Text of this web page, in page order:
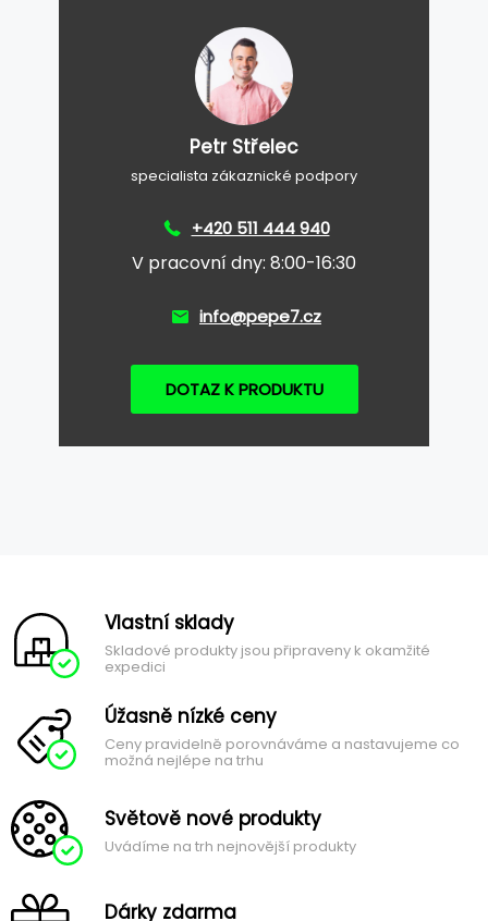
Petr Střelec
specialista zákaznické podpory
+420 511 444 940
V pracovní dny: 8:00-16:30
info@pepe7.cz
DOTAZ K PRODUKTU
Vlastní sklady
Skladové produkty jsou připraveny k okamžité
expedici
Úžasně nízké ceny
Ceny pravidelně porovnáváme a nastavujeme co
možná nejlépe na trhu
Světově nové produkty
Uvádíme na trh nejnovější produkty
Dárky zdarma